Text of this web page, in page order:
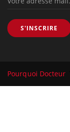
S'INSCRIRE
Pourquoi Docteur